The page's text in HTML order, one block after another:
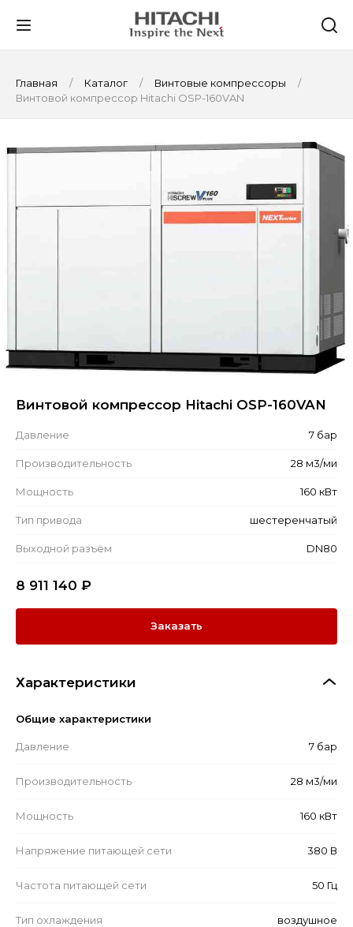
Главная Каталог
Винтовые компрессоры
Винтовой компрессор Hitachi OSP-160VAN
Винтовой компрессор Hitachi OSP-160VAN
Давление 7 бар
Производительность 28 м3/ми
Мощность 160 кВт
Тип привода шестеренчатый
Выходной разъём DN80
8 911 140 ₽
Заказать
Характеристики
Общие характеристики
Давление 7 бар
Производительность 28 м3/ми
Мощность 160 кВт
Напряжение питающей сети 380 В
Частота питающей сети 50 Гц
Тип охлаждения воздушное